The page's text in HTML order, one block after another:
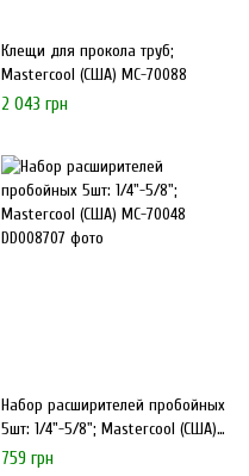
Клещи для прокола труб;
Mastercool (США) MC-70088
2 043 грн
Набор расширителей пробойных
5шт: 1/4"-5/8"; Mastercool (США)
MC-70048
759 грн